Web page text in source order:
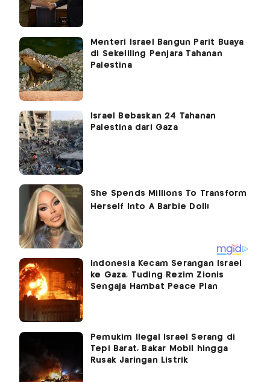
Menteri Israel Bangun Parit Buaya
di Sekeliling Penjara Tahanan
Palestina
Israel Bebaskan 24 Tahanan
Palestina dari Gaza
Indonesia Kecam Serangan Israel
ke Gaza, Tuding Rezim Zionis
Sengaja Hambat Peace Plan
Pemukim Ilegal Israel Serang di
Tepi Barat, Bakar Mobil hingga
Rusak Jaringan Listrik